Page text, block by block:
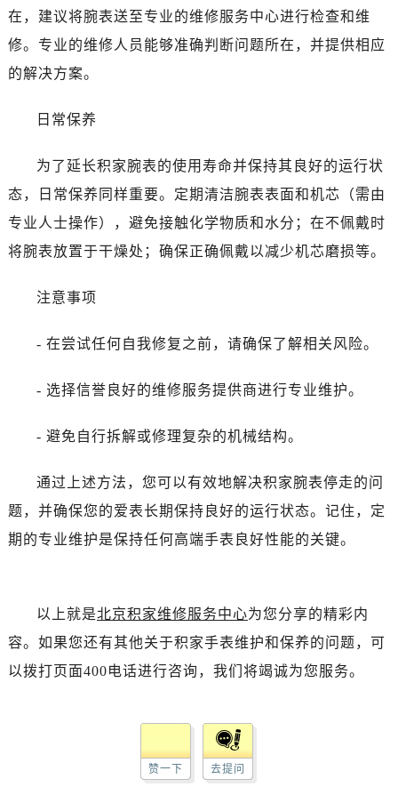
在，建议将腕表送至专业的维修服务中心进行检查和维
修。专业的维修人员能够准确判断问题所在，并提供相应
的解决方案。
日常保养
为了延长积家腕表的使用寿命并保持其良好的运行状
态，日常保养同样重要。定期清洁腕表表面和机芯（需由
专业人士操作），避免接触化学物质和水分；在不佩戴时
将腕表放置于干燥处；确保正确佩戴以减少机芯磨损等。
注意事项
- 在尝试任何自我修复之前，请确保了解相关风险。
- 选择信誉良好的维修服务提供商进行专业维护。
- 避免自行拆解或修理复杂的机械结构。
通过上述方法，您可以有效地解决积家腕表停走的问
题，并确保您的爱表长期保持良好的运行状态。记住，定
期的专业维护是保持任何高端手表良好性能的关键。
以上就是北京积家维修服务中心为您分享的精彩内
容。如果您还有其他关于积家手表维护和保养的问题，可
以拨打页面400电话进行咨询，我们将竭诚为您服务。
赞一下 去提问